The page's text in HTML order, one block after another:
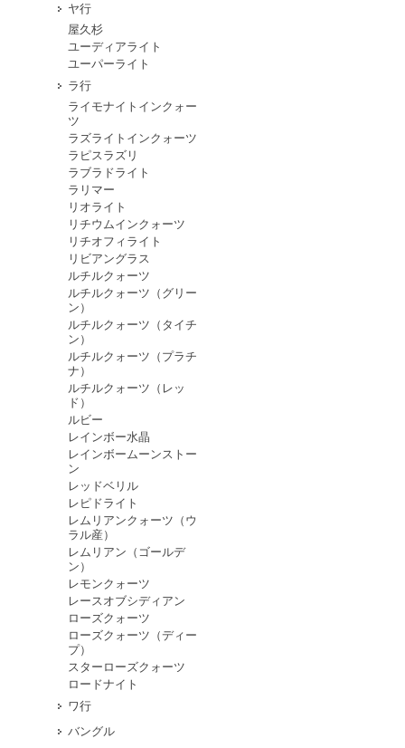
ヤ行
屋久杉
ユーディアライト
ユーパーライト
ラ行
ライモナイトインクォー
ツ
ラズライトインクォーツ
ラピスラズリ
ラブラドライト
ラリマー
リオライト
リチウムインクォーツ
リチオフィライト
リビアングラス
ルチルクォーツ
ルチルクォーツ（グリー
ン）
ルチルクォーツ（タイチ
ン）
ルチルクォーツ（プラチ
ナ）
ルチルクォーツ（レッ
ド）
ルビー
レインボー水晶
レインボームーンストー
ン
レッドベリル
レピドライト
レムリアンクォーツ（ウ
ラル産）
レムリアン（ゴールデ
ン）
レモンクォーツ
レースオブシディアン
ローズクォーツ
ローズクォーツ（ディー
プ）
スターローズクォーツ
ロードナイト
ワ行
バングル